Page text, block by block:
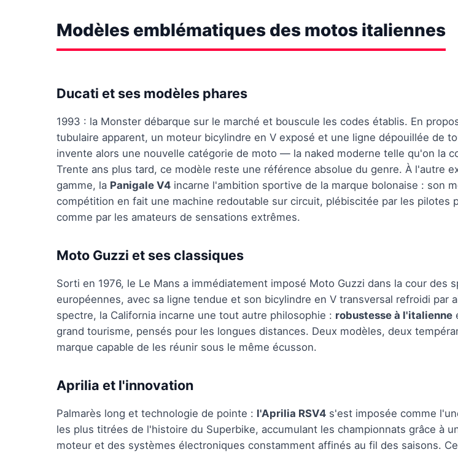
Modèles emblématiques des motos italiennes
Ducati et ses modèles phares
1993 : la Monster débarque sur le marché et bouscule les codes établis. En
tubulaire apparent, un moteur bicylindre en V exposé et une ligne dépouillée de
invente alors une nouvelle catégorie de moto — la naked moderne telle qu'on la
Trente ans plus tard, ce modèle reste une référence absolue du genre. À l'autre
gamme, la Panigale V4 incarne l'ambition sportive de la marque bolonaise : son
compétition en fait une machine redoutable sur circuit, plébiscitée par les pilotes
comme par les amateurs de sensations extrêmes.
Moto Guzzi et ses classiques
Sorti en 1976, le Le Mans a immédiatement imposé Moto Guzzi dans la cour des
européennes, avec sa ligne tendue et son bicylindre en V transversal refroidi par
spectre, la California incarne une tout autre philosophie : robustesse à l'italienne
grand tourisme, pensés pour les longues distances. Deux modèles, deux
marque capable de les réunir sous le même écusson.
Aprilia et l'innovation
Palmarès long et technologie de pointe : l'Aprilia RSV4 s'est imposée comme
les plus titrées de l'histoire du Superbike, accumulant les championnats grâce à
moteur et des systèmes électroniques constamment affinés au fil des saisons.